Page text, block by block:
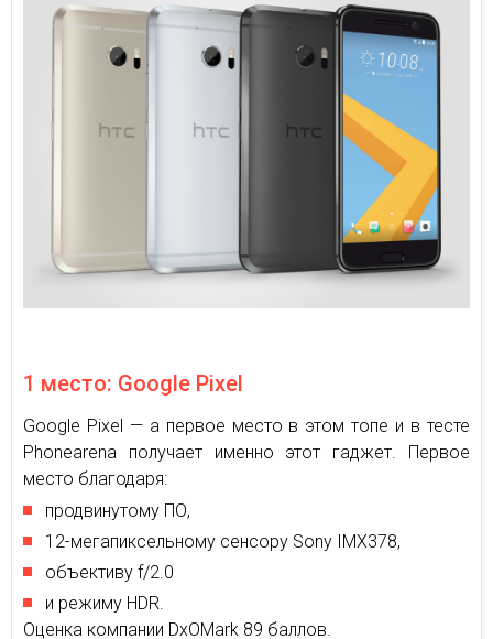
1 место: Google Pixel
Google Pixel — а первое место в этом топе и в тесте
Phonearena получает именно этот гаджет. Первое
место благодаря:
продвинутому ПО,
12-мегапиксельному сенсору Sony IMX378,
объективу f/2.0
и режиму HDR.
Оценка компании DxOMark 89 баллов.